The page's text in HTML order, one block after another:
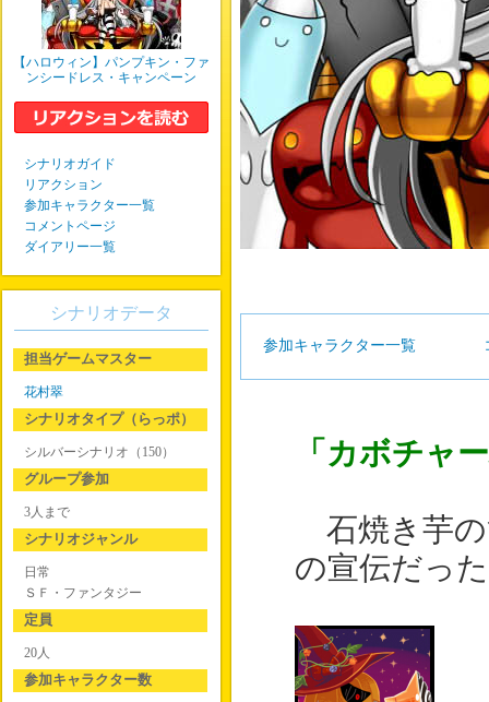
参加キャラクター一覧
「カボチャ
石焼き芋の
の宣伝だっ
【ハロウィン】パンプキン・ファ
ンシードレス・キャンペーン
シナリオガイド
リアクション
参加キャラクター一覧
コメントページ
ダイアリー一覧
シナリオデータ
担当ゲームマスター
花村翠
シナリオタイプ（らっポ）
シルバーシナリオ（150）
グループ参加
3人まで
シナリオジャンル
日常
ＳＦ・ファンタジー
定員
20人
参加キャラクター数